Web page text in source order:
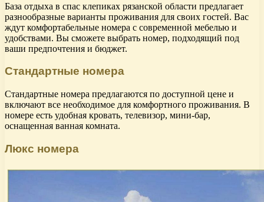
База отдыха в спас клепиках рязанской области предлагает
разнообразные варианты проживания для своих гостей. Вас
ждут комфортабельные номера с современной мебелью и
удобствами. Вы сможете выбрать номер, подходящий под
ваши предпочтения и бюджет.
Стандартные номера
Стандартные номера предлагаются по доступной цене и
включают все необходимое для комфортного проживания. В
номере есть удобная кровать, телевизор, мини-бар,
оснащенная ванная комната.
Люкс номера